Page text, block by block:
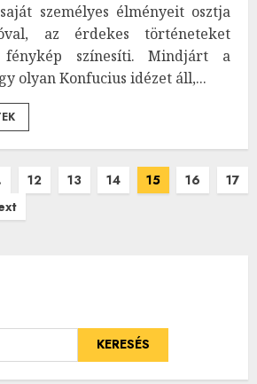
személyes élményeit osztja
az érdekes történeteket
színesíti. Mindjárt a
olyan Konfucius idézet áll,...
12 13 14 15 16
17
KERESÉS